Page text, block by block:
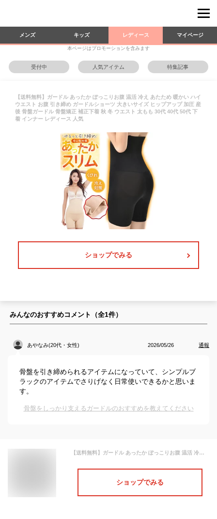
メンズ キッズ レディース マイページ
本ページはプロモーションを含みます
受付中 人気アイテム 特集記事
【送料無料】ガードル あったか ぽっこりお腹 温活 冷え あたため 暖かい ハイ
ウエスト お腹 引き締め ガードルショーツ 大きいサイズ ヒップアップ 加圧 産
後 骨盤ガードル 骨盤矯正 補正下着 秋 冬 ウエスト 太もも 30代 40代 50代 下
着 インナー レディース 人気
ショップでみる
みんなのおすすめコメント（全1件）
あやなみ(20代・女性) 2026/05/26 通報
骨盤を引き締められるアイテムになっていて、シンプルブ
ラックのアイテムでさりげなく日常使いできるかと思いま
す。
骨盤をしっかり支えるガードルのおすすめを教えてください
【送料無料】ガードル あったか ぽっこりお腹 温活 冷え あたため 暖かい ハイウエスト お腹 引き締め ガードルショーツ 大きいサイズ ヒップアップ 加圧 産後 骨盤ガードル 骨盤矯正 補正下着 秋 冬 ウエスト 太もも 30代 40代 50代 下着 インナー レディース 人気
ショップでみる